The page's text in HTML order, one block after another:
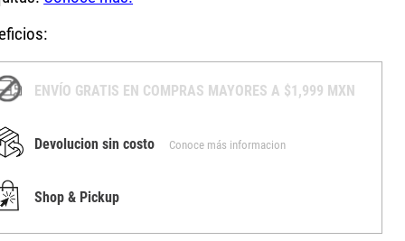
ENVÍO GRATIS EN COMPRAS MAYORES A $1,999 MXN
Devolucion sin costo Conoce más informacion
Shop & Pickup